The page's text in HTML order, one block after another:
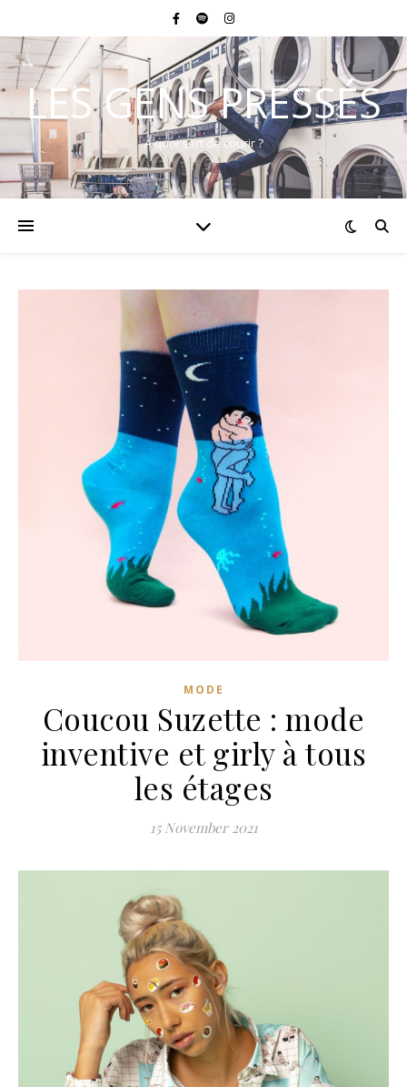
LES GENS PRESSÉS
A quoi sert de courir ?
MODE
Coucou Suzette : mode
inventive et girly à tous
les étages
15 November 2021